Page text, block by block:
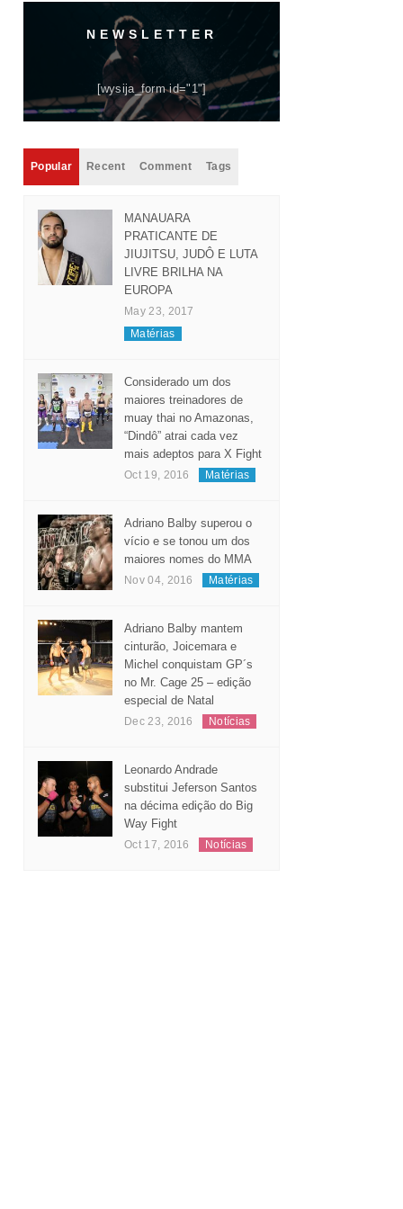
NEWSLETTER
[wysija_form id="1"]
Popular Recent Comment Tags
MANAUARA
PRATICANTE DE
JIUJITSU, JUDÔ E LUTA
LIVRE BRILHA NA
EUROPA
May 23, 2017
Matérias
Considerado um dos
maiores treinadores de
muay thai no Amazonas,
“Dindô” atrai cada vez
mais adeptos para X Fight
Oct 19, 2016 Matérias
Adriano Balby superou o
vício e se tonou um dos
maiores nomes do MMA
Nov 04, 2016 Matérias
Adriano Balby mantem
cinturão, Joicemara e
Michel conquistam GP´s
no Mr. Cage 25 – edição
especial de Natal
Dec 23, 2016 Notícias
Leonardo Andrade
substitui Jeferson Santos
na décima edição do Big
Way Fight
Oct 17, 2016 Notícias